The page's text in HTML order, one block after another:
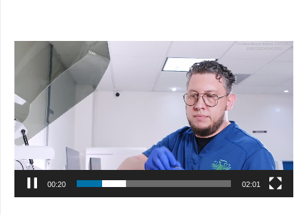
Reproductor
00:21 02:01